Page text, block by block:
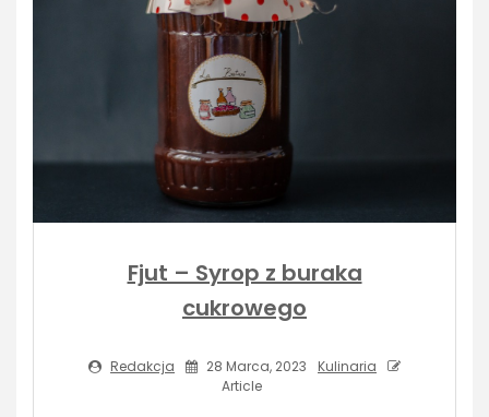
Fjut – Syrop z buraka
cukrowego
Redakcja 28 Marca, 2023
Kulinaria
Article